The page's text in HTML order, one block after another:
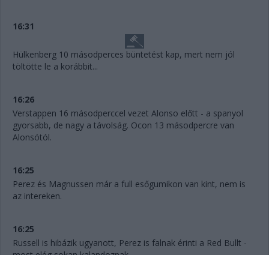
16:31
Hülkenberg 10 másodperces büntetést kap, mert nem jól
töltötte le a korábbit...
16:26
Verstappen 16 másodperccel vezet Alonso előtt - a spanyol
gyorsabb, de nagy a távolság. Ocon 13 másodpercre van
Alonsótól.
16:25
Perez és Magnussen már a full esőgumikon van kint, nem is
az intereken.
16:25
Russell is hibázik ugyanott, Perez is falnak érinti a Red Bullt -